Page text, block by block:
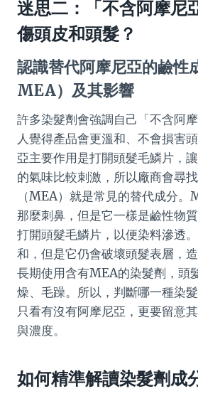
迷思二：「不含阿摩尼
傷頭皮和頭髮？
認識替代阿摩尼亞的鹼性
MEA）及其影響
許多染髮劑會強調自己「不含阿
人覺得產品會更溫和、不會損害
亞主要作用是打開頭髮毛鱗片，
的氣味比較刺激，所以廠商會尋
（MEA）就是常見的替代成分
那麼刺鼻，但是它一樣是鹼性物
打開頭髮毛鱗片，以便染料滲透
和，但是它仍會破壞頭髮表層，造
長期使用含有MEA的染髮劑，頭
燥、毛躁。所以，判斷哪一種染
只看有沒有阿摩尼亞，更要留意
與濃度。
如何精準解讀染髮劑成